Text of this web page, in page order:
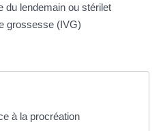
du lendemain ou stérilet
grossesse (IVG)
à la procréation